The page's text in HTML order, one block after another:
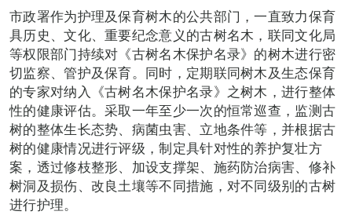
市政署作为护理及保育树木的公共部门，一直致力保育
具历史、文化、重要纪念意义的古树名木，联同文化局
等权限部门持续对《古树名木保护名录》的树木进行密
切监察、管护及保育。同时，定期联同树木及生态保育
的专家对纳入《古树名木保护名录》之树木，进行整体
性的健康评估。采取一年至少一次的恒常巡查，监测古
树的整体生长态势、病菌虫害、立地条件等，并根据古
树的健康情况进行评级，制定具针对性的养护复壮方
案，透过修枝整形、加设支撑架、施药防治病害、修补
树洞及损伤、改良土壤等不同措施，对不同级别的古树
进行护理。